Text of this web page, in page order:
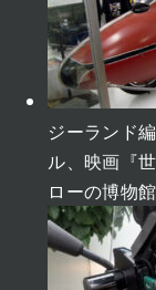
ジーランド
ル、映画『
ローの博物